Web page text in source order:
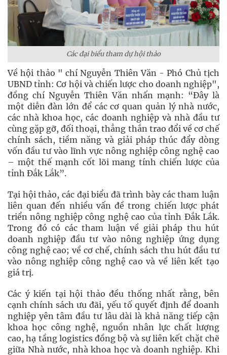
Các đại biểu tham dự hội thảo
Về hội thảo " chí Nguyễn Thiên Văn - Phó Chủ tịch
UBND tỉnh: Cơ hội và chiến lược cho doanh nghiệp",
đồng chí Nguyễn Thiên Văn nhấn mạnh: “Đây là
một diễn đàn lớn để các cơ quan quản lý nhà nước,
các nhà khoa học, các doanh nghiệp và nhà đầu tư
cùng gặp gỡ, đối thoại, thẳng thắn trao đổi về cơ chế
chính sách, tiềm năng và giải pháp thúc đẩy dòng
vốn đầu tư vào lĩnh vực nông nghiệp công nghệ cao
– một thế mạnh cốt lõi mang tính chiến lược của
tỉnh Đắk Lắk”.
Tại hội thảo, các đại biểu đã trình bày các tham luận
liên quan đến nhiều vấn đề trong chiến lược phát
triển nông nghiệp công nghệ cao của tỉnh Đắk Lắk.
Trong đó có các tham luận về giải pháp thu hút
doanh nghiệp đầu tư vào nông nghiệp ứng dụng
công nghệ cao; về cơ chế, chính sách thu hút đầu tư
vào nông nghiệp công nghệ cao và về liên kết tạo
giá trị.
Các ý kiến tại hội thảo đều thống nhất rằng, bên
cạnh chính sách ưu đãi, yếu tố quyết định để doanh
nghiệp yên tâm đầu tư lâu dài là khả năng tiếp cận
khoa học công nghệ, nguồn nhân lực chất lượng
cao, hạ tầng logistics đồng bộ và sự liên kết chặt chẽ
giữa Nhà nước, nhà khoa học và doanh nghiệp. Khi